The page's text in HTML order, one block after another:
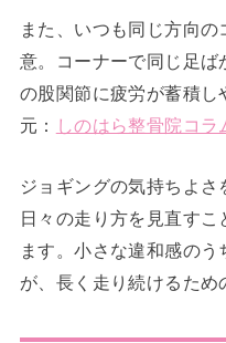
また、いつも同じ方向
意。コーナーで同じ足
の股関節に疲労が蓄積し
元：
しのはら整骨院コラ
ジョギングの気持ちよさ
日々の走り方を見直す
ます。小さな違和感の
が、長く走り続けるため